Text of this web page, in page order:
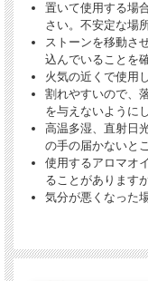
置いて使用する場
さい。不安定な場
ストーンを移動さ
込んでいることを
火気の近くで使用
割れやすいので、
を与えないように
高温多湿、直射日
の手の届かないと
使用するアロマオ
ることがあります
気分が悪くなった